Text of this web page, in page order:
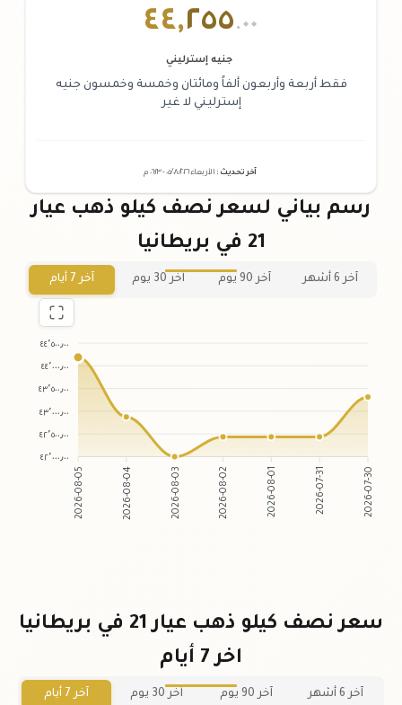
٤٤,٢٥٥.٠٠
جنيه إسترليني
فقط أربعة وأربعون ألفاً ومائتان وخمسة وخمسون جنيه
إسترليني لا غير
آخر تحديث : الأربعاء ٠٥ /٠٨/٢٠٢٦ - ٠٦:٢٣م
رسم بياني لسعر نصف كيلو ذهب عيار
21 في بريطانيا
آخر 6 أشهر آخر 90 يوم آخر 30 يوم آخر 7 أيام
٤٤٬٥٠٠٫٠٠
٤٤٬٠٠٠٫٠٠
٤٣٬٥٠٠٫٠٠
٤٣٬٠٠٠٫٠٠
٤٢٬٥٠٠٫٠٠
٤٢٬٠٠٠٫٠٠
2026-08-05 2026-08-04 2026-08-03 2026-08-02 2026-08-01 2026-07-31 2026-07-30
سعر نصف كيلو ذهب عيار 21 في بريطانيا
اخر 7 أيام
آخر 6 أشهر آخر 90 يوم آخر 30 يوم آخر 7 أيام